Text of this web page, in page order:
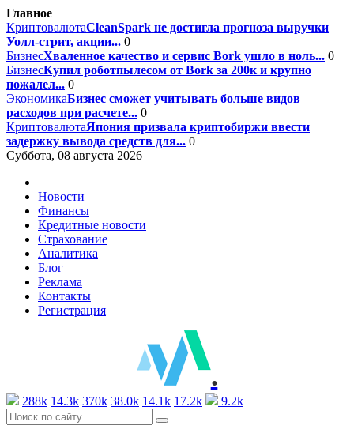
Главное
КриптовалютаCleanSpark не достигла прогноза выручки
Уолл-стрит, акции... 0
БизнесХваленное качество и сервис Bork ушло в ноль... 0
БизнесКупил роботпылесом от Bork за 200к и крупно
пожалел... 0
ЭкономикаБизнес сможет учитывать больше видов
расходов при расчете... 0
КриптовалютаЯпония призвала криптобиржи ввести
задержку вывода средств для... 0
Суббота, 08 августа 2026
Новости
Финансы
Кредитные новости
Страхование
Аналитика
Блог
Реклама
Контакты
Регистрация
.
288k 14.3k 370k 38.0k 14.1k 17.2k 9.2k